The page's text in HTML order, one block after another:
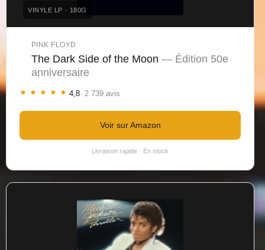
VINYLE LP · 180G
PINK FLOYD
The Dark Side of the Moon — Édition 50e
anniversaire
4,8· 2 739 avis
Voir sur Amazon
Livraison rapide · En stock